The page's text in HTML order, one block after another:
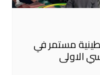
مستمر في
الاولى